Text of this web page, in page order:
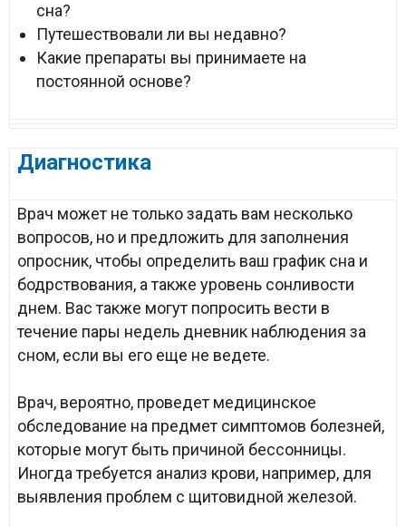
сна?
Путешествовали ли вы недавно?
Какие препараты вы принимаете на
постоянной основе?
Диагностика
Врач может не только задать вам несколько
вопросов, но и предложить для заполнения
опросник, чтобы определить ваш график сна и
бодрствования, а также уровень сонливости
днем. Вас также могут попросить вести в
течение пары недель дневник наблюдения за
сном, если вы его еще не ведете.
Врач, вероятно, проведет медицинское
обследование на предмет симптомов болезней,
которые могут быть причиной бессонницы.
Иногда требуется анализ крови, например, для
выявления проблем с щитовидной железой.